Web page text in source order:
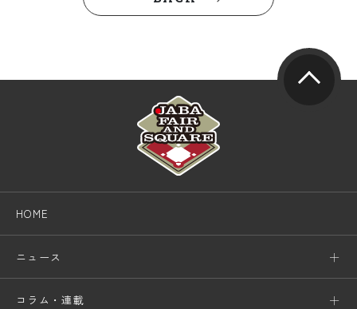
HOME
ニュース
コラム・連載